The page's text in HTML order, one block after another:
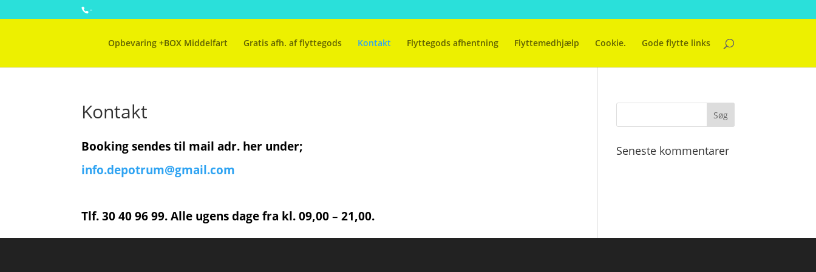
-
Opbevaring +BOX Middelfart Gratis afh. af flyttegods Kontakt Flyttegods afhentning Flyttemedhjælp Cookie. Gode flytte links
Kontakt
Booking sendes til mail adr. her under;
info.depotrum@gmail.com
Tlf. 30 40 96 99. Alle ugens dage fra kl. 09,00 – 21,00.
Seneste kommentarer